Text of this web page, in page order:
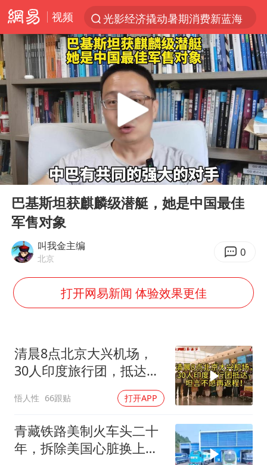
视频
光影经济撬动暑期消费新蓝海
浙江上海等地有大雨或暴雨
新疆优化调整景区内自驾服务费
黄金牛市回来了吗
央视新主播李秋莹孙亚鹏亮相
情侣平潭拍日出坠崖1死1伤
倪萍赵雅芝同框亮相红毯
台当局重金为“台独”织“皇帝新衣”
白海豚将正面袭击贯穿浙江
微信又有新功能，你可以“撤回”你的撤回了！
酒店回应车内过夜被收150元
杭州全市有序停课
“不怕六爷挂得多 就怕六爷挂一颗”
全民健身事业高质量发展
乐享全民健身 共筑健康中国
Play
00:00 03:12
巴基斯坦获麒麟级潜艇，她是中国最佳
军售对象
叫我金主编
北京 0
打开网易新闻 体验效果更佳
清晨8点北京大兴机场，
30人印度旅行团，抵达，
悟人性 66跟贴 打开APP
青藏铁路美制火车头二十
年，拆除美国心脏换上绿